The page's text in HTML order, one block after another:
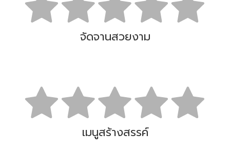
จัดจานสวยงาม
เมนูสร้างสรรค์